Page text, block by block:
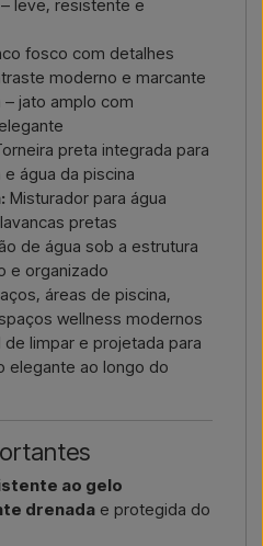
leve, resistente e
fosco com detalhes
moderno e marcante
jato amplo com
preta integrada para
água da piscina
Misturador para água
pretas
de água sob a estrutura
e organizado
áreas de piscina,
wellness modernos
de limpar e projetada para
elegante ao longo do
ao gelo
drenada e protegida do